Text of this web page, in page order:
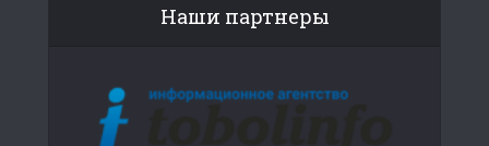
Наши партнеры